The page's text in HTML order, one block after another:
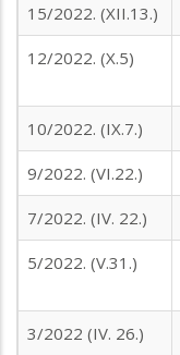
15/2022. (XII.13.)
12/2022. (X.5)
10/2022. (IX.7.)
9/2022. (VI.22.)
7/2022. (IV. 22.)
5/2022. (V.31.)
3/2022 (IV. 26.)